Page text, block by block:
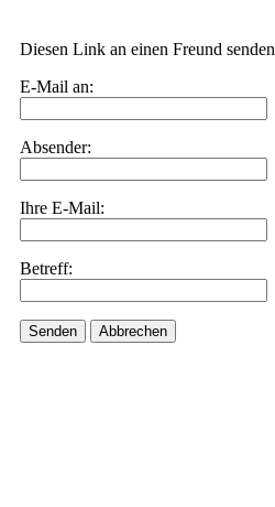
Diesen Link an einen Freund senden
E-Mail an:
Absender:
Ihre E-Mail:
Betreff:
Senden Abbrechen